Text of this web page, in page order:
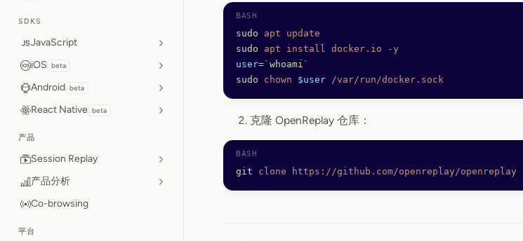
SDKS
JavaScript
iOS beta
Android beta
React Native beta
产品
Session Replay
产品分析
Co-browsing
平台
sudo apt update
sudo apt install docker.io -y
user=` whoami `
sudo chown $user /var/run/docker.sock
克隆 OpenReplay 仓库：
git clone https://github.com/openreplay/openreplay